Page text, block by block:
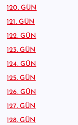
120. GÜN
121. GÜN
122. GÜN
123. GÜN
124. GÜN
125. GÜN
126. GÜN
127. GÜN
128. GÜN